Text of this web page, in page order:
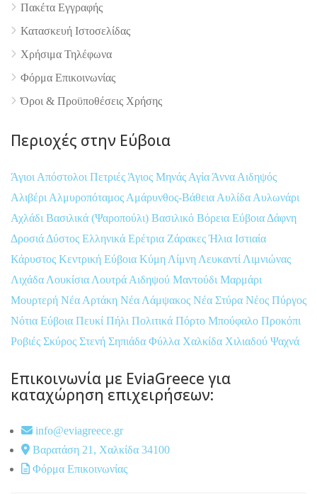
Πακέτα Εγγραφής
Κατασκευή Ιστοσελίδας
Χρήσιμα Τηλέφωνα
Φόρμα Επικοινωνίας
Όροι & Προϋποθέσεις Xρήσης
Περιοχές στην Εύβοια
Άγιοι Απόστολοι Πετριές Άγιος Μηνάς Αγία Άννα Αιδηψός
Αλιβέρι Αλμυροπόταμος Αμάρυνθος-Βάθεια Αυλίδα Αυλωνάρι
Αχλάδι Βασιλικά (Ψαροπούλι) Βασιλικό Βόρεια Εύβοια Δάφνη
Δροσιά Δύστος Ελληνικά Ερέτρια ΖάρακεςΉλια Ιστιαία
Κάρυστος Κεντρική Εύβοια Κύμη Λίμνη Λευκαντί Λιμνιώνας
Λιχάδα Λουκίσια Λουτρά Αιδηψού Μαντούδι Μαρμάρι
Μουρτερή Νέα Αρτάκη Νέα Λάμψακος Νέα Στύρα Νέος Πύργος
Νότια Εύβοια Πευκί Πήλι Πολιτικά Πόρτο Μπούφαλο Προκόπι
Ροβιές Σκύρος Στενή Σηπιάδα Φύλλα Χαλκίδα Χιλιαδού Ψαχνά
Επικοινωνία με EviaGreece για
καταχώρηση επιχειρήσεων:
info@eviagreece.gr
Βαρατάση 21, Χαλκίδα 34100
Φόρμα Επικοινωνίας